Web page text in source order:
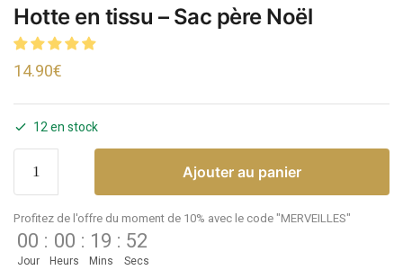
Hotte en tissu – Sac père Noël
14.90€
12 en stock
Ajouter au panier
Profitez de l'offre du moment de 10% avec le code "MERVEILLES"
00
Jour
: 00
Heurs
: 19
Mins
: 52
Secs